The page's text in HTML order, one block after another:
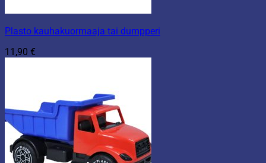
Plasto kauhakuormaaja tai dumpperi
11,90 €